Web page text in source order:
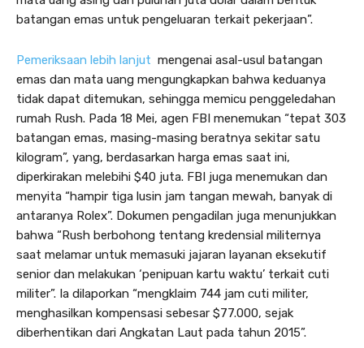
batangan emas untuk pengeluaran terkait pekerjaan”.
Pemeriksaan lebih lanjut mengenai asal-usul batangan
emas dan mata uang mengungkapkan bahwa keduanya
tidak dapat ditemukan, sehingga memicu penggeledahan
rumah Rush. Pada 18 Mei, agen FBI menemukan “tepat 303
batangan emas, masing-masing beratnya sekitar satu
kilogram”, yang, berdasarkan harga emas saat ini,
diperkirakan melebihi $40 juta. FBI juga menemukan dan
menyita “hampir tiga lusin jam tangan mewah, banyak di
antaranya Rolex”. Dokumen pengadilan juga menunjukkan
bahwa “Rush berbohong tentang kredensial militernya
saat melamar untuk memasuki jajaran layanan eksekutif
senior dan melakukan ‘penipuan kartu waktu’ terkait cuti
militer”. Ia dilaporkan “mengklaim 744 jam cuti militer,
menghasilkan kompensasi sebesar $77.000, sejak
diberhentikan dari Angkatan Laut pada tahun 2015”.